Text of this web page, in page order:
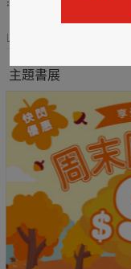
主題書展